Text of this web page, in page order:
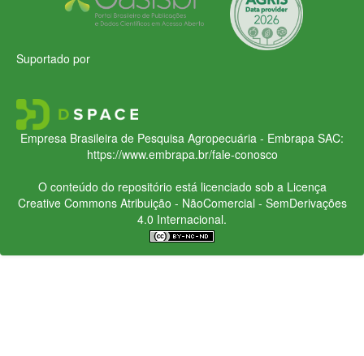
Suportado por
Empresa Brasileira de Pesquisa Agropecuária - Embrapa SAC:
https://www.embrapa.br/fale-conosco
O conteúdo do repositório está licenciado sob a Licença
Creative CommonsAtribuição - NãoComercial - SemDerivações
4.0 Internacional.